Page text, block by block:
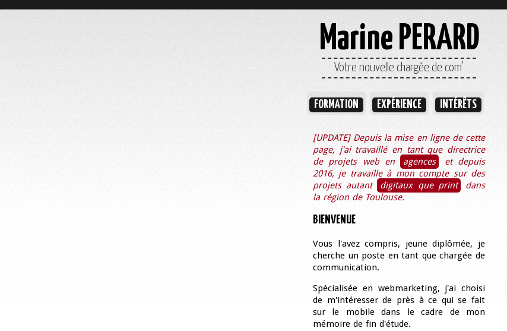
Marine PERARD
Votre nouvelle chargée de com'
FORMATION EXPÉRIENCE INTÉRÊTS
[UPDATE] Depuis la mise en ligne de cette
page, j'ai travaillé en tant que directrice
de projets web en
agences
et depuis
2016, je travaille à mon compte sur des
projets autant
digitaux que print
dans
la région de Toulouse.
BIENVENUE
Vous l'avez compris, jeune diplômée, je
cherche un poste en tant que chargée de
communication.
Spécialisée en webmarketing, j'ai choisi
de m'intéresser de près à ce qui se fait
sur le mobile dans le cadre de mon
mémoire de fin d'étude.